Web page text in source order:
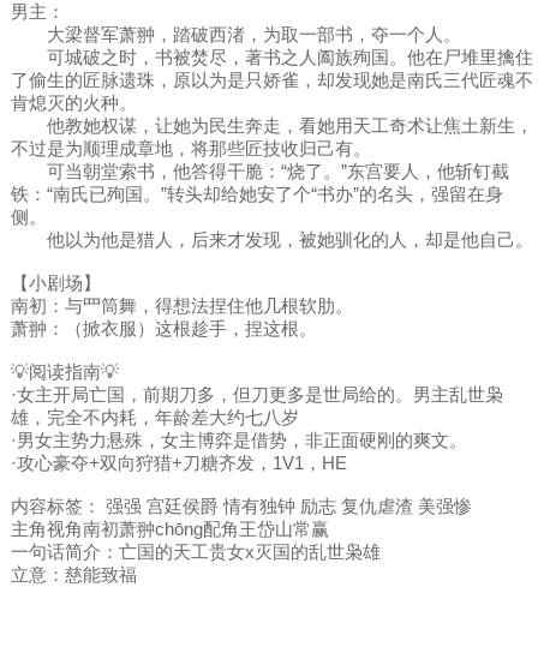
男主：
大梁督军萧翀，踏破西渚，为取一部书，夺一个人。
可城破之时，书被焚尽，著书之人阖族殉国。他在尸堆里擒住
了偷生的匠脉遗珠，原以为是只娇雀，却发现她是南氏三代匠魂不
肯熄灭的火种。
他教她权谋，让她为民生奔走，看她用天工奇术让焦土新生，
不过是为顺理成章地，将那些匠技收归己有。
可当朝堂索书，他答得干脆：“烧了。”东宫要人，他斩钉截
铁：“南氏已殉国。”转头却给她安了个“书办”的名头，强留在身
侧。
他以为他是猎人，后来才发现，被她驯化的人，却是他自己。
【小剧场】
南初：与罒筒舞，得想法捏住他几根软肋。
萧翀：（掀衣服）这根趁手，捏这根。
💡阅读指南💡
·女主开局亡国，前期刀多，但刀更多是世局给的。男主乱世枭
雄，完全不内耗，年龄差大约七八岁
·男女主势力悬殊，女主博弈是借势，非正面硬刚的爽文。
·攻心豪夺+双向狩猎+刀糖齐发，1V1，HE
内容标签： 强强 宫廷侯爵 情有独钟 励志 复仇虐渣 美强惨
主角视角南初萧翀chōng配角王岱山常赢
一句话简介：亡国的天工贵女x灭国的乱世枭雄
立意：慈能致福